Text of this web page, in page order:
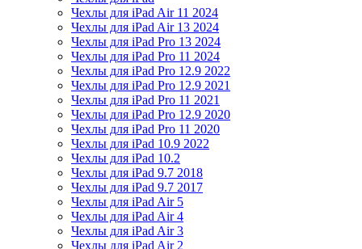
Чехлы для iPad Air 11 2024
Чехлы для iPad Air 13 2024
Чехлы для iPad Pro 13 2024
Чехлы для iPad Pro 11 2024
Чехлы для iPad Pro 12.9 2022
Чехлы для iPad Pro 12.9 2021
Чехлы для iPad Pro 11 2021
Чехлы для iPad Pro 12.9 2020
Чехлы для iPad Pro 11 2020
Чехлы для iPad 10.9 2022
Чехлы для iPad 10.2
Чехлы для iPad 9.7 2018
Чехлы для iPad 9.7 2017
Чехлы для iPad Air 5
Чехлы для iPad Air 4
Чехлы для iPad Air 3
Чехлы для iPad Air 2